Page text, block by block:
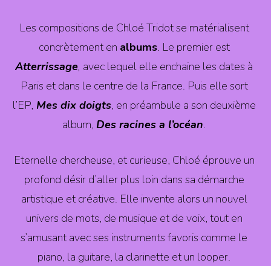
Les compositions de Chloé Tridot se matérialisent
concrètement en albums. Le premier est
Atterrissage, avec lequel elle enchaine les dates à
Paris et dans le centre de la France. Puis elle sort
l’EP, Mes dix doigts, en préambule a son deuxième
album, Des racines a l’océan.
Eternelle chercheuse, et curieuse, Chloé éprouve un
profond désir d’aller plus loin dans sa démarche
artistique et créative. Elle invente alors un nouvel
univers de mots, de musique et de voix, tout en
s’amusant avec ses instruments favoris comme le
piano, la guitare, la clarinette et un looper.